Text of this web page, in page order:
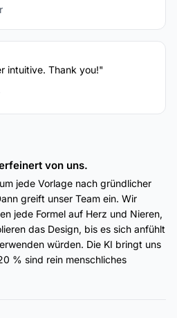
intuitive. Thank you!"
von uns.
jede Vorlage nach gründlicher
greift unser Team ein. Wir
jede Formel auf Herz und Nieren,
das Design, bis es sich anfühlt
würden. Die KI bringt uns
% sind rein menschliches